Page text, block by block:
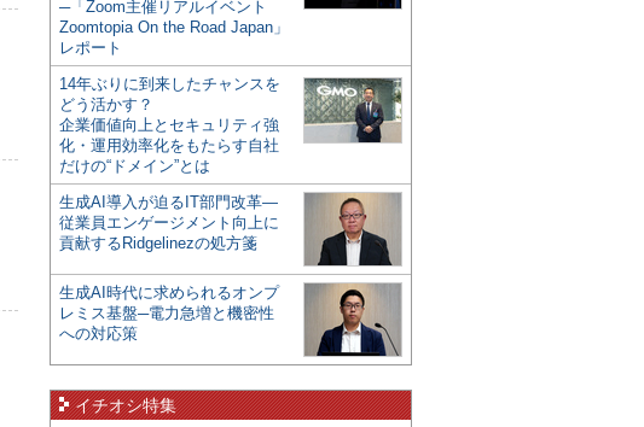
─「Zoom主催リアルイベント
Zoomtopia On the Road Japan」
レポート
14年ぶりに到来したチャンスを
どう活かす？
企業価値向上とセキュリティ強
化・運用効率化をもたらす自社
だけの“ドメイン”とは
生成AI導入が迫るIT部門改革―
従業員エンゲージメント向上に
貢献するRidgelinezの処方箋
生成AI時代に求められるオンプ
レミス基盤─電力急増と機密性
への対応策
イチオシ特集